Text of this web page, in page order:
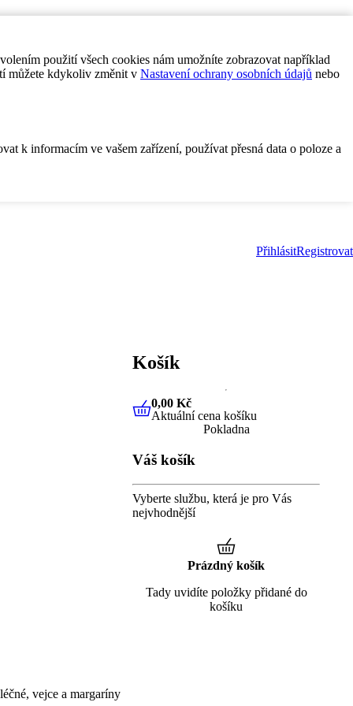
použití všech cookies nám umožníte zobrazovat například
můžete kdykoliv změnit v Nastavení ochrany osobních údajů nebo
k informacím ve vašem zařízení, používat přesná data o poloze a
PřihlásitRegistrovat
vejce a margaríny
Košík
0,00 KčAktuální cena košíku
0,00 Kč
Aktuální cena košíku
Pokladna
Váš košík
Vyberte službu, která je pro Vás
nejvhodnější
Prázdný košík
Tady uvidíte položky přidané do
košíku